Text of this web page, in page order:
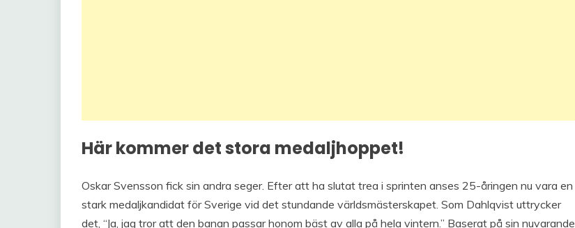
Här kommer det stora medaljhoppet!
Oskar Svensson fick sin andra seger. Efter att ha slutat trea i sprinten anses 25-åringen nu vara en
stark medaljkandidat för Sverige vid det stundande världsmästerskapet. Som Dahlqvist uttrycker
det, “Ja, jag tror att den banan passar honom bäst av alla på hela vintern.” Baserat på sin nuvarande